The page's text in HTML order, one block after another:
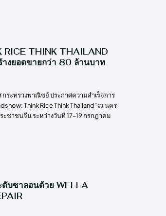
RICE THINK THAILAND
างยอดขายกว่า 80 ล้านบาท
กระทรวงพาณิชย์ ประกาศความสำเร็จการ
Think Rice Think Thailand” ณ นคร
ะชาชนจีน ระหว่างวันที่ 17–19 กรกฎาคม
ดับซาลอนด้วย WELLA